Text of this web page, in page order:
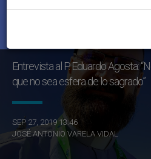
Entrevista al P. Eduardo Agosta:
que no sea esfera de lo sagrado”
SEP 27, 2019 13:46
JOSÉ ANTONIO VARELA VIDAL